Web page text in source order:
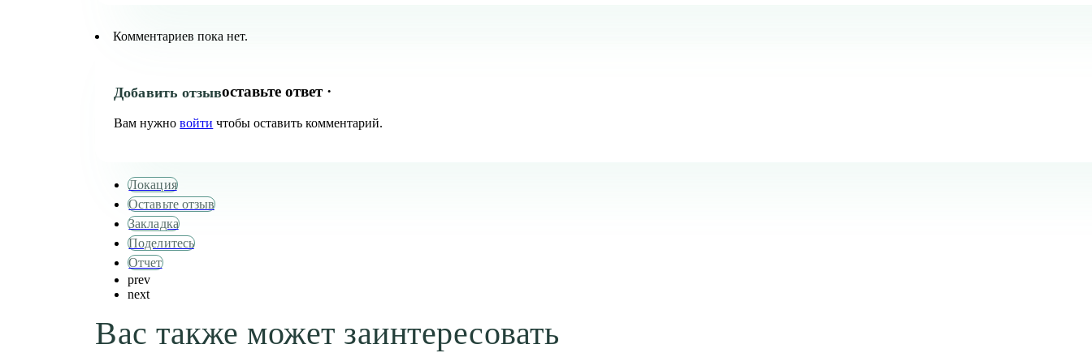
Комментариев пока нет.
Добавить отзывоставьте ответ ·
Вам нужновойти чтобы оставить комментарий.
Локация
Оставьте отзыв
Закладка
Поделитесь
Отчет
prev
next
Вас также может заинтересовать